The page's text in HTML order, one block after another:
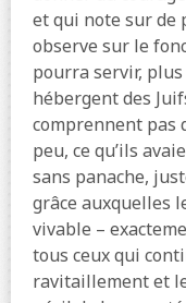
et qui note sur de
observe sur le
pourra servir, plus
hébergent des
comprennent pas
peu, ce qu’ils
sans panache,
grâce auxquelles
vivable –
tous ceux qui
ravitaillement et